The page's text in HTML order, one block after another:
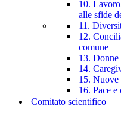
10.
alle sfide
11.
12.
comune
13. Donne
14.
15. Nuove
16. Pace
Comitato scientifico